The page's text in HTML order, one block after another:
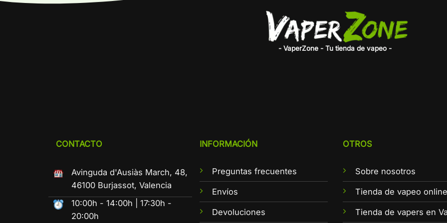
- VaperZone - Tu tienda de vapeo -
CONTACTO
Avinguda d'Ausiàs March, 48,
46100 Burjassot, Valencia
10:00h - 14:00h | 17:30h -
20:00h
INFORMACIÓN
Preguntas frecuentes
Envíos
Devoluciones
OTROS
Sobre nosotros
Tienda de vapeo online
Tienda de vapers en